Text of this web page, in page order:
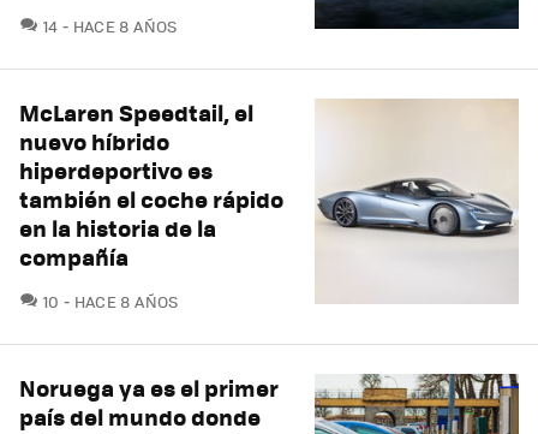
14 COMENTARIOS
HACE 8 AÑOS
McLaren Speedtail, el
nuevo híbrido
hiperdeportivo es
también el coche rápido
en la historia de la
compañía
10 COMENTARIOS
HACE 8 AÑOS
Noruega ya es el primer
país del mundo donde